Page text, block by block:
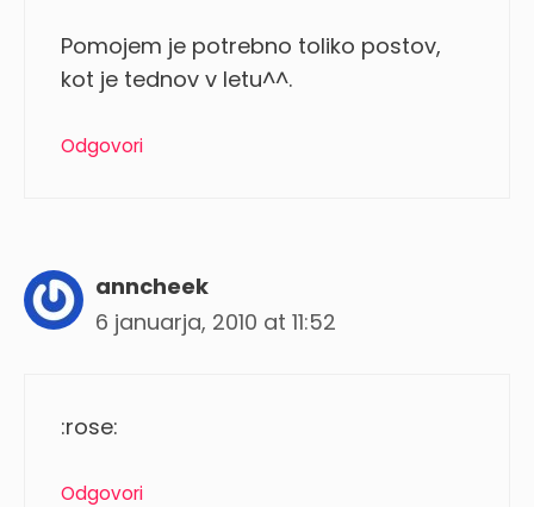
Pomojem je potrebno toliko postov,
kot je tednov v letu^^.
Odgovori
anncheek
6 januarja, 2010 at 11:52
:rose:
Odgovori